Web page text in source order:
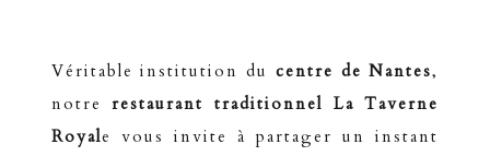
Véritable institution du centre de Nantes,
notrerestaurant traditionnel La Taverne
Royale vous invite à partager un instant